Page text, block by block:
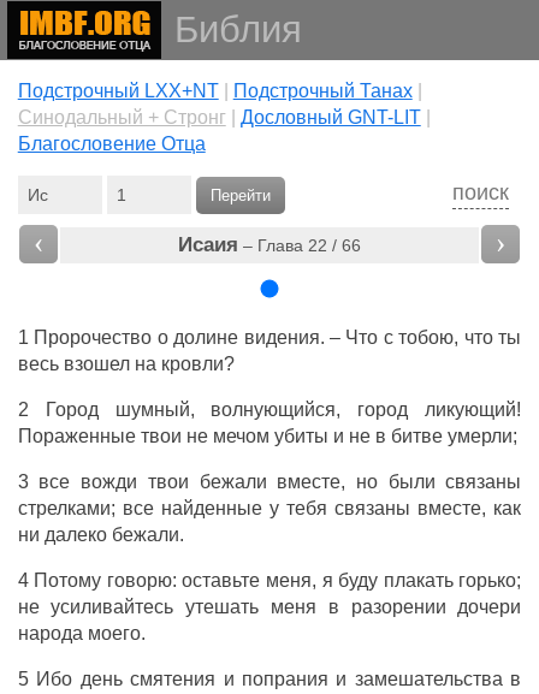
Библия
Подстрочный LXX+NT| Подстрочный Танах|
Cинодальный + Стронг| Дословный GNT-LIT|
Благословение Отца
поиск
Перейти
‹ Исаия – Глава 22 / 66 ›
1 Пророчество о долине видения. – Что с тобою, что ты
весь взошелна кровли?
2 Город шумный, волнующийся, город ликующий!
Пораженныетвои не мечом убиты и не в битве умерли;
3 все вожди твои бежали вместе, но былисвязаны
стрелками; все найденныеу тебясвязаны вместе, как
ни далеко бежали.
4 Потому говорю:оставьте меня, я буду плакать горько;
неусиливайтесь утешать меня в разорении
дочери
народа моего.
5 Ибо день смятения и попрания и замешательства в